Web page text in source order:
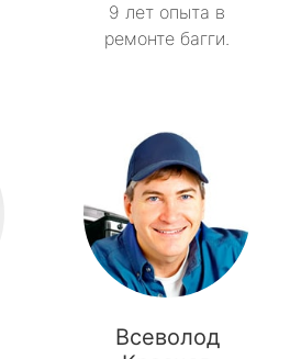
9 лет опыта в
ремонте багги.
Всеволод